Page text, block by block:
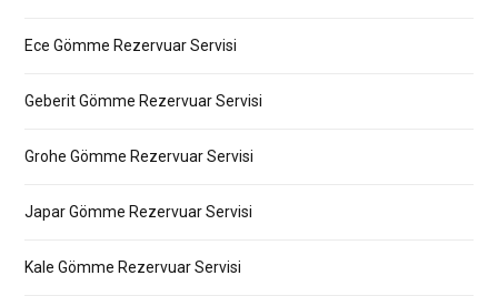
Ece Gömme Rezervuar Servisi
Geberit Gömme Rezervuar Servisi
Grohe Gömme Rezervuar Servisi
Japar Gömme Rezervuar Servisi
Kale Gömme Rezervuar Servisi